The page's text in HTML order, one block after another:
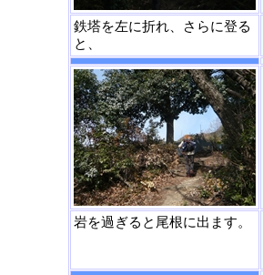
鉄塔を左に折れ、さらに登る
と、
岩を過ぎると尾根に出ます。